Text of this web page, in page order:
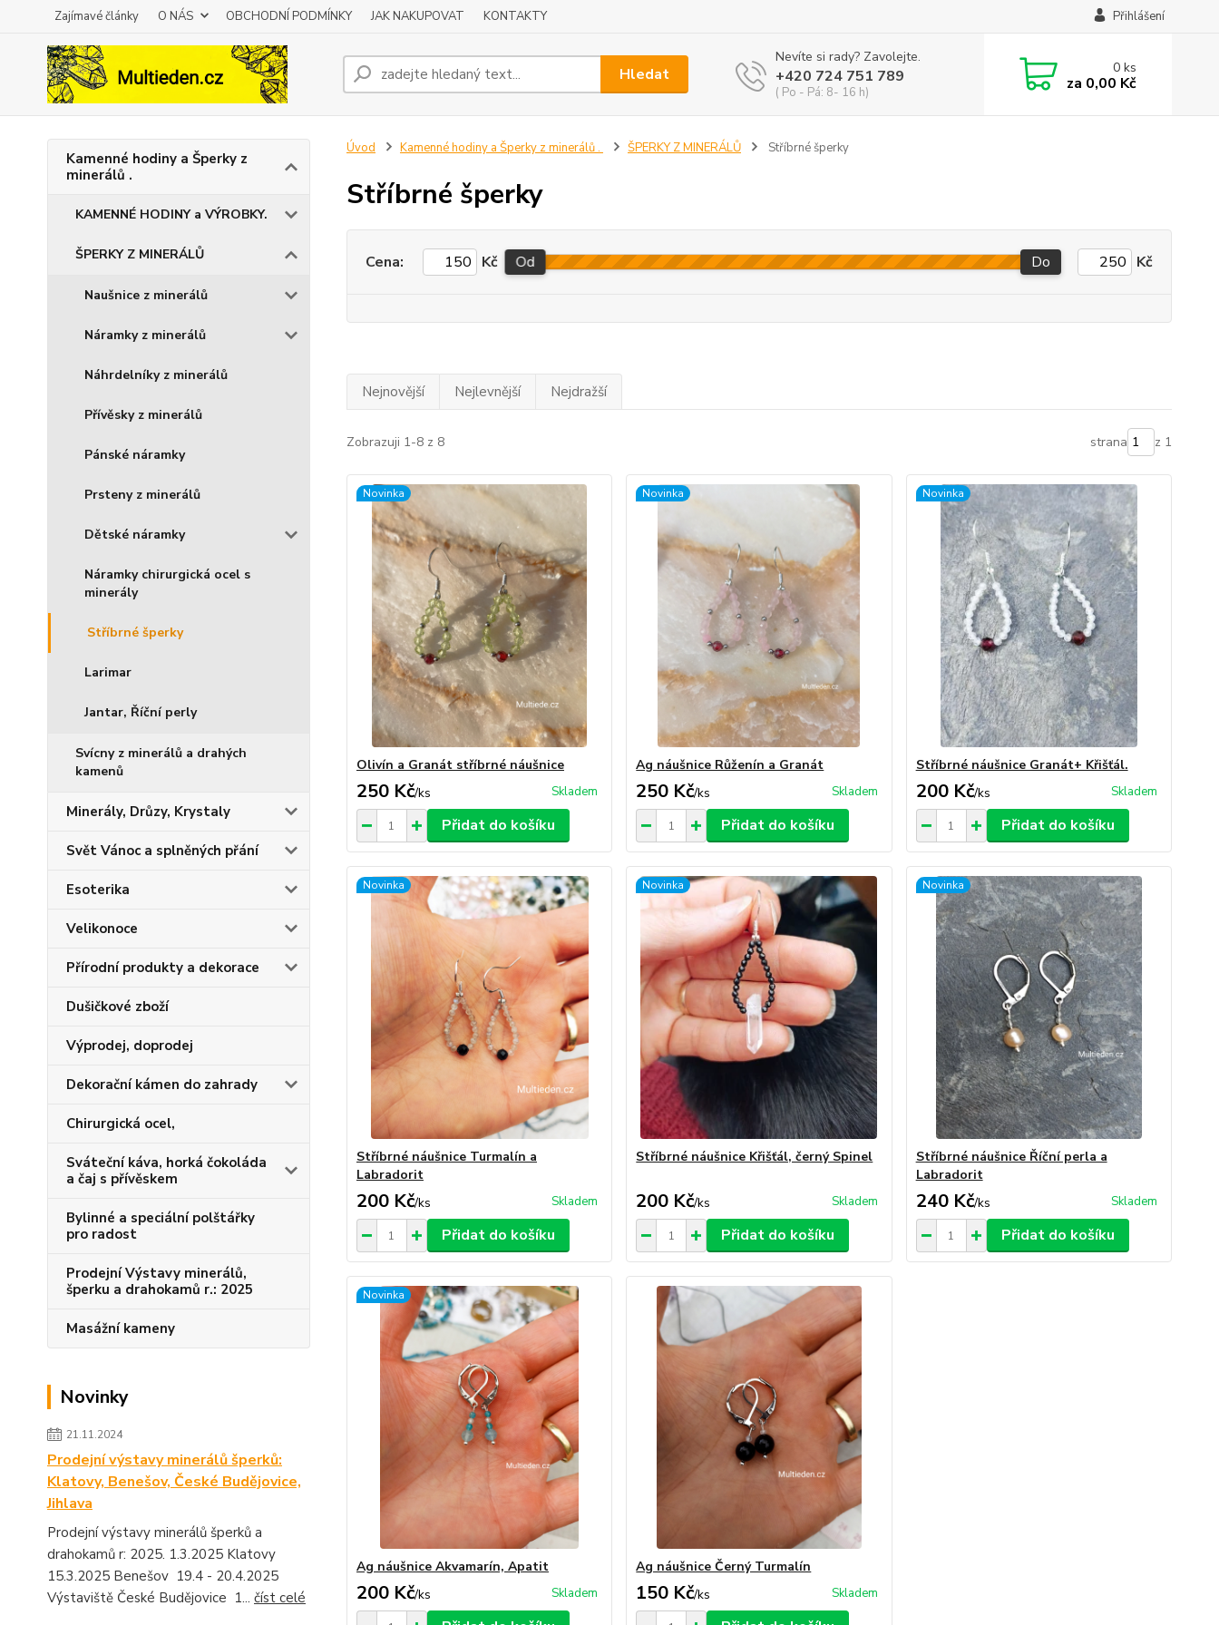
Zajímavé články O NÁS OBCHODNÍ PODMÍNKY JAK NAKUPOVAT KONTAKTY Přihlášení
Hledat
Nevíte si rady? Zavolejte.
+420 724 751 789
( Po - Pá: 8- 16 h)
0ks
za 0,00 Kč
Kamenné hodiny a Šperky z
minerálů .
KAMENNÉ HODINY a VÝROBKY.
ŠPERKY Z MINERÁLŮ
Naušnice z minerálů
Náramky z minerálů
Náhrdelníky z minerálů
Přívěsky z minerálů
Pánské náramky
Prsteny z minerálů
Dětské náramky
Náramky chirurgická ocel s
minerály
Stříbrné šperky
Larimar
Jantar, Říční perly
Svícny z minerálů a drahých
kamenů
Minerály, Drůzy, Krystaly
Svět Vánoc a splněných přání
Esoterika
Velikonoce
Přírodní produkty a dekorace
Dušičkové zboží
Výprodej, doprodej
Dekorační kámen do zahrady
Chirurgická ocel,
Sváteční káva, horká čokoláda
a čaj s přívěskem
Bylinné a speciální polštářky
pro radost
Prodejní Výstavy minerálů,
šperku a drahokamů r.: 2025
Masážní kameny
Novinky
21.11.2024
Prodejní výstavy minerálů šperků:
Klatovy, Benešov, České Budějovice,
Jihlava
Prodejní výstavy minerálů šperků a
drahokamů r: 2025. 1.3.2025 Klatovy
15.3.2025 Benešov 19.4 - 20.4.2025
Výstaviště České Budějovice 1... číst celé
Úvod Kamenné hodiny a Šperky z minerálů . ŠPERKY Z MINERÁLŮ Stříbrné šperky
Stříbrné šperky
Cena: Kč Od Do Kč
Nejnovější Nejlevnější Nejdražší
Zobrazuji 1-8 z 8 strana z 1
Novinka
Olivín a Granát stříbrné náušnice
250 Kč/ks Skladem
Přidat do košíku
Novinka
Ag náušnice Růženín a Granát
250 Kč/ks Skladem
Přidat do košíku
Novinka
Stříbrné náušnice Granát+ Křišťál.
200 Kč/ks Skladem
Přidat do košíku
Novinka
Stříbrné náušnice Turmalín a
Labradorit
200 Kč/ks Skladem
Přidat do košíku
Novinka
Stříbrné náušnice Křišťál, černý Spinel
200 Kč/ks Skladem
Přidat do košíku
Novinka
Stříbrné náušnice Říční perla a
Labradorit
240 Kč/ks Skladem
Přidat do košíku
Novinka
Ag náušnice Akvamarín, Apatit
200 Kč/ks Skladem
Ag náušnice Černý Turmalín
150 Kč/ks Skladem